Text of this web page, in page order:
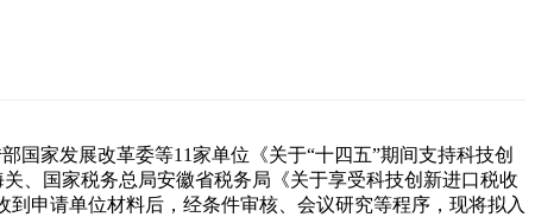
国家发展改革委等11家单位《关于“十四五”期间支持科技创
、国家税务总局安徽省税务局《关于享受科技创新进口税收
申请单位材料后，经条件审核、会议研究等程序，现将拟入